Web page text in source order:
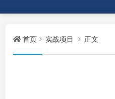
首页 实战项目 正文